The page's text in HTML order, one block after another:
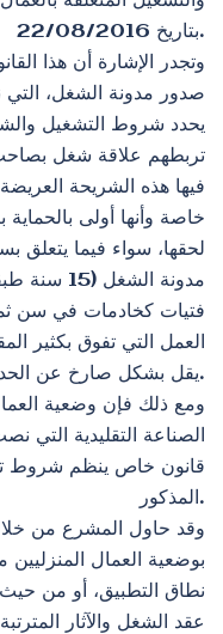
بتاريخ 22/08/2016.
صدور مدونة الشغل،
يحدد شروط التشغيل
تربطهم علاقة شغل
فيها هذه الشريحة
خاصة وأنها أولى
لحقها، سواء فيما يتعلق
فتيات كخادمات في سن
العمل التي تفوق بكثير
يقل بشكل صارخ عن الحد الأدنى للأجر.
ومع ذلك فإن وضعية
الصناعة التقليدية التي
قانون خاص ينظم شروط
المذكور.
بوضعية العمال
نطاق التطبيق، أو من
عقد الشغل والآثار